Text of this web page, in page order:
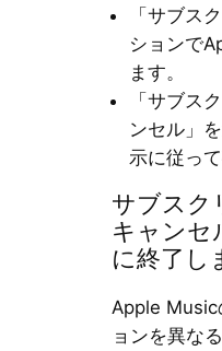
「サブス
ションで
ます。
「サブス
ンセル」
示に従っ
サブスク
キャンセ
に終了し
Apple Music
ョンを異な